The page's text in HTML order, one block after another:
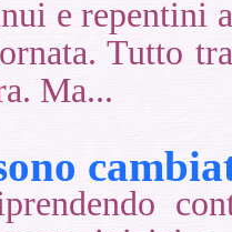
e repentini
Tutto
Ma...